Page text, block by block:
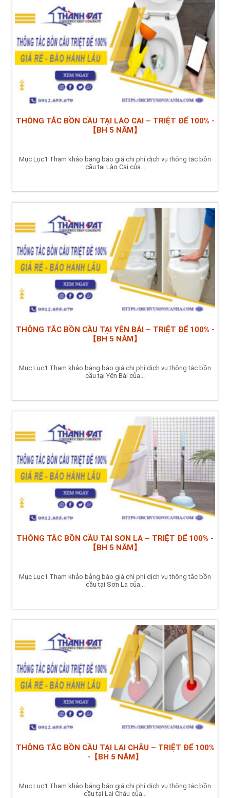
THÔNG TẮC BỒN CẦU TẠI LÀO CAI – TRIỆT ĐỂ 100% -
【BH 5 NĂM】
Mục Lục1 Tham khảo bảng báo giá chi phí dịch vụ thông tắc bồn
cầu tại Lào Cai của...
THÔNG TẮC BỒN CẦU TẠI YÊN BÁI – TRIỆT ĐỂ 100% -
【BH 5 NĂM】
Mục Lục1 Tham khảo bảng báo giá chi phí dịch vụ thông tắc bồn
cầu tại Yên Bái của...
THÔNG TẮC BỒN CẦU TẠI SƠN LA – TRIỆT ĐỂ 100% -
【BH 5 NĂM】
Mục Lục1 Tham khảo bảng báo giá chi phí dịch vụ thông tắc bồn
cầu tại Sơn La của...
THÔNG TẮC BỒN CẦU TẠI LAI CHÂU – TRIỆT ĐỂ 100%
-【BH 5 NĂM】
Mục Lục1 Tham khảo bảng báo giá chi phí dịch vụ thông tắc bồn
cầu tại Lai Châu của...